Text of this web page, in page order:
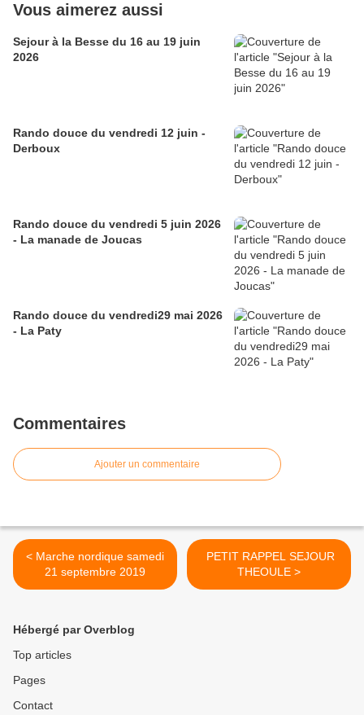
Vous aimerez aussi
Sejour à la Besse du 16 au 19 juin
2026
Rando douce du vendredi 12 juin -
Derboux
Rando douce du vendredi 5 juin 2026
- La manade de Joucas
Rando douce du vendredi29 mai 2026
- La Paty
Commentaires
Ajouter un commentaire
< Marche nordique samedi
21 septembre 2019
PETIT RAPPEL SEJOUR
THEOULE >
Hébergé par Overblog
Top articles
Pages
Contact